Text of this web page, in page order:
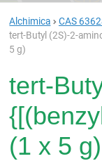
Alchimica
CAS
tert-Butyl (2S)-2-
5 g)
tert-
(1 x 5 g)